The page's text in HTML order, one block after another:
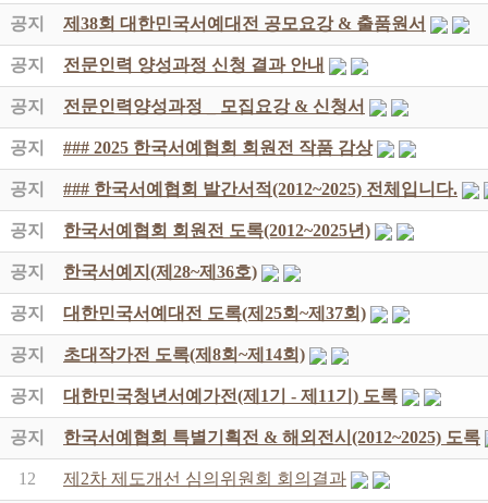
공지 제38회 대한민국서예대전 공모요강 & 출품원서
공지 전문인력 양성과정 신청 결과 안내
공지 전문인력양성과정 _ 모집요강 & 신청서
공지 ### 2025 한국서예협회 회원전 작품 감상
공지 ### 한국서예협회 발간서적(2012~2025) 전체입니다.
공지 한국서예협회 회원전 도록(2012~2025년)
공지 한국서예지(제28~제36호)
공지 대한민국서예대전 도록(제25회~제37회)
공지 초대작가전 도록(제8회~제14회)
공지 대한민국청년서예가전(제1기 - 제11기) 도록
공지 한국서예협회 특별기획전 & 해외전시(2012~2025) 도록
12 제2차 제도개선 심의위원회 회의결과